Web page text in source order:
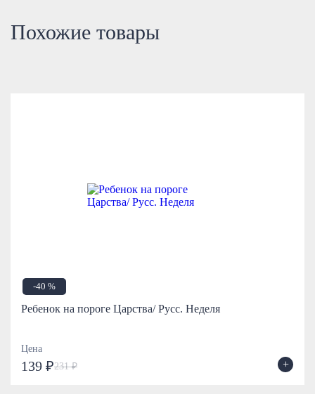
Похожие товары
-40 %
Ребенок на пороге Царства/ Русс. Неделя
Цена
139 ₽231 ₽ +